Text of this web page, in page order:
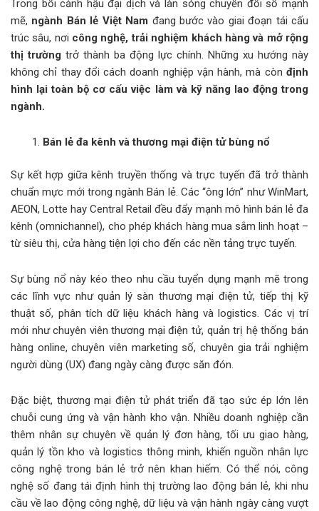
Trong bối cảnh hậu đại dịch và làn sóng chuyển đổi số mạnh
mẽ, ngành Bán lẻ Việt Nam đang bước vào giai đoạn tái cấu
trúc sâu, nơi công nghệ, trải nghiệm khách hàng và mở rộng
thị trường trở thành ba động lực chính. Những xu hướng này
không chỉ thay đổi cách doanh nghiệp vận hành, mà còn định
hình lại toàn bộ cơ cấu việc làm và kỹ năng lao động trong
ngành.
Bán lẻ đa kênh và thương mại điện tử bùng nổ
Sự kết hợp giữa kênh truyền thống và trực tuyến đã trở thành
chuẩn mực mới trong ngành Bán lẻ. Các “ông lớn” như WinMart,
AEON, Lotte hay Central Retail đều đẩy mạnh mô hình bán lẻ đa
kênh (omnichannel), cho phép khách hàng mua sắm linh hoạt –
từ siêu thị, cửa hàng tiện lợi cho đến các nền tảng trực tuyến.
Sự bùng nổ này kéo theo nhu cầu tuyển dụng mạnh mẽ trong
các lĩnh vực như quản lý sàn thương mại điện tử, tiếp thị kỹ
thuật số, phân tích dữ liệu khách hàng và logistics. Các vị trí
mới như chuyên viên thương mại điện tử, quản trị hệ thống bán
hàng online, chuyên viên marketing số, chuyên gia trải nghiệm
người dùng (UX) đang ngày càng được săn đón.
Đặc biệt, thương mại điện tử phát triển đã tạo sức ép lớn lên
chuỗi cung ứng và vận hành kho vận. Nhiều doanh nghiệp cần
thêm nhân sự chuyên về quản lý đơn hàng, tối ưu giao hàng,
quản lý tồn kho và logistics thông minh, khiến nguồn nhân lực
công nghệ trong bán lẻ trở nên khan hiếm. Có thể nói, công
nghệ số đang tái định hình thị trường lao động bán lẻ, khi nhu
cầu về lao động công nghệ, dữ liệu và vận hành ngày càng vượt